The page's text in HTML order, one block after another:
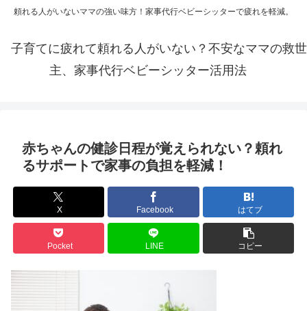
頼れる人がいないママの強い味方！家事代行ベビーシッターで疲れを軽減。
子育てに疲れて頼れる人がいない？不安なママの救世
主、家事代行ベビーシッター活用法
赤ちゃんの健診日程が覚えられない？頼れ
るサポートで家事の負担を軽減！
X Facebook はてブ
Pocket LINE コピー